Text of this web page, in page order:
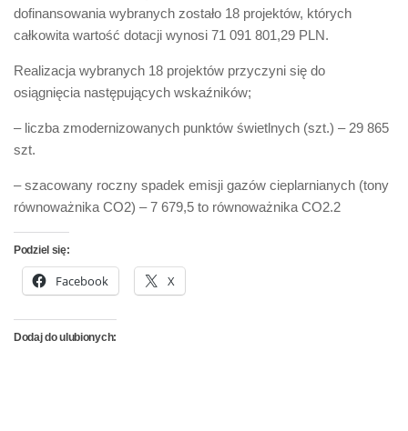
dofinansowania wybranych zostało 18 projektów, których
całkowita wartość dotacji wynosi 71 091 801,29 PLN.
Realizacja wybranych 18 projektów przyczyni się do
osiągnięcia następujących wskaźników;
– liczba zmodernizowanych punktów świetlnych (szt.) – 29 865
szt.
– szacowany roczny spadek emisji gazów cieplarnianych (tony
równoważnika CO2) – 7 679,5 to równoważnika CO2.2
Podziel się:
Facebook X
Dodaj do ulubionych: